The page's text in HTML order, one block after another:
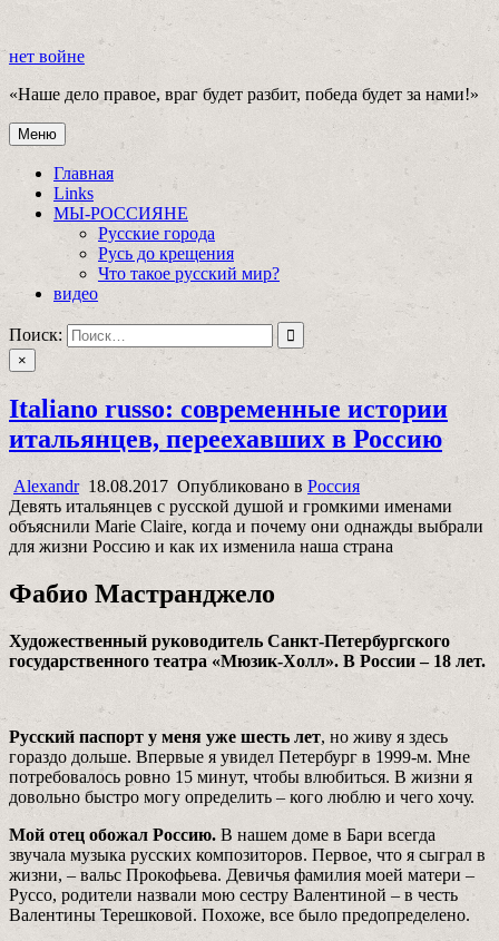
содержимому
нет войне
«Наше дело правое, враг будет разбит, победа будет за нами!»
нет войне
«Наше дело правое, враг будет разбит, победа будет за нами!»
Меню
Главная
Links
МЫ-РОССИЯНЕ
Русские города
Русь до крещения
Что такое русский мир?
видео
Поиск:
×
Italiano russo: современные истории
итальянцев, переехавших в Россию
Alexandr 18.08.2017 Опубликовано в Россия
Девять итальянцев с русской душой и громкими именами
объяснили Marie Claire, когда и почему они однажды выбрали
для жизни Россию и как их изменила наша страна
Фабио Мастранджело
Художественный руководитель Санкт-Петербургского
государственного театра «Мюзик-Холл». В России – 18 лет.
Русский паспорт у меня уже шесть лет, но живу я здесь
гораздо дольше. Впервые я увидел Петербург в 1999-м. Мне
потребовалось ровно 15 минут, чтобы влюбиться. В жизни я
довольно быстро могу определить – кого люблю и чего хочу.
Мой отец обожал Россию. В нашем доме в Бари всегда
звучала музыка русских композиторов. Первое, что я сыграл в
жизни, – вальс Прокофьева. Девичья фамилия моей матери –
Руссо, родители назвали мою сестру Валентиной – в честь
Валентины Терешковой. Похоже, все было предопределено.